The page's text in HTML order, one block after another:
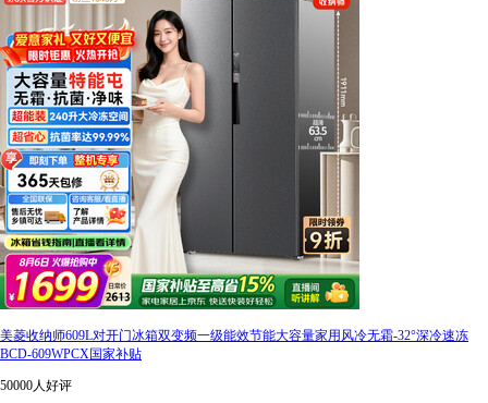
美菱收纳师609L对开门冰箱双变频一级能效节能大容量家用风冷无霜-32°深冷速冻
BCD-609WPCX国家补贴
50000人好评